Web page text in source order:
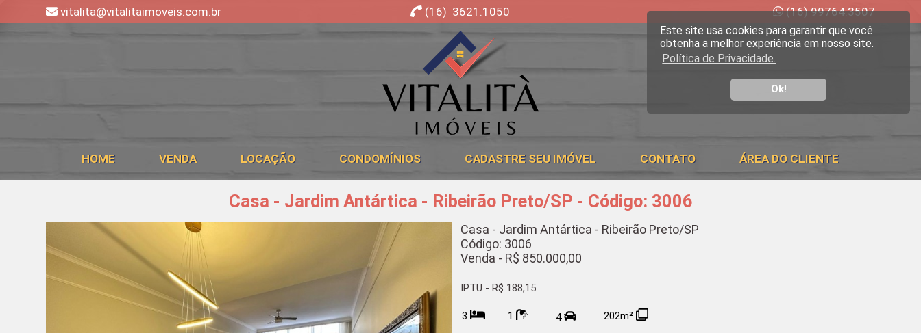
Este site usa cookies para garantir que você
obtenha a melhor experiência em nosso site.
Política de Privacidade.
Ok!
vitalita@vitalitaimoveis.com.br (16) 3621.1050 (16) 99764.3507
HOME VENDA LOCAÇÃO CONDOMÍNIOS CADASTRE SEU IMÓVEL CONTATO ÁREA DO CLIENTE
Casa - Jardim Antártica - Ribeirão Preto/SP - Código: 3006
Casa - Jardim Antártica - Ribeirão Preto/SP
Código: 3006
Venda - R$ 850.000,00
IPTU - R$ 188,15
3 1 4 202m²